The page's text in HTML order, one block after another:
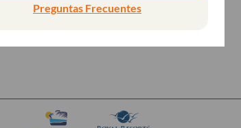
Preguntas Frecuentes